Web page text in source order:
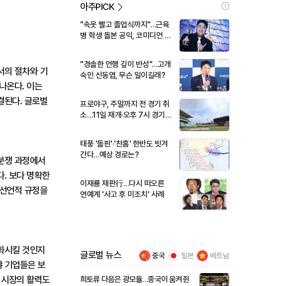
절차와 기
온다. 이는
된다. 글로벌
쟁 과정에서
. 보다 명확한
언적 규정을
킬 것인지
기업들은 보
장의 활력도
아주PICK
"속옷 빨고 졸업식까지"…근육
병 학생 돌본 공익, 코미디언 김
"경솔한 언행 깊이 반성"…고개
숙인 신동엽, 무슨 일이길래?
프로야구, 주말까지 전 경기 취
소…11일 재개·오후 7시 경기
태풍 '돌핀'·'찬홈' 한반도 빗겨
간다…예상 경로는?
이재룡 재판行…다시 떠오른
연예계 '사고 후 미조치' 사례
글로벌 뉴스 중국 일본 베트남
희토류 다음은 광모듈…중국이 움켜쥔